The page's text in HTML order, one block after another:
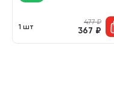
1 шт
477₽
367 ₽